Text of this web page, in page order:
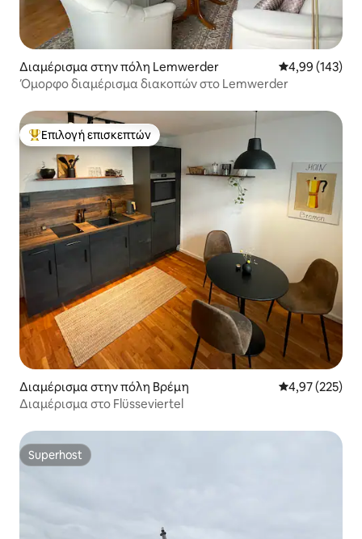
Διαμέρισμα στην πόλη Lemwerder Μέση
4,99 (143)
Όμορφο διαμέρισμα διακοπών στο Lemwerder
Κορυφαία επιλογή επισκεπτών
Επιλογή επισκεπτών
Διαμέρισμα στην πόλη Βρέμη Μέση
4,97 (225)
Διαμέρισμα στο Flüsseviertel
Superhost
Superhost